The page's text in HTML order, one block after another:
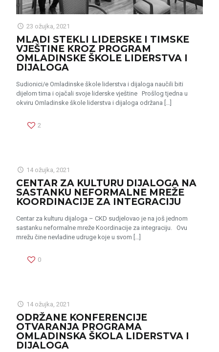
23 ožujka, 2021
MLADI STEKLI LIDERSKE I TIMSKE
VJEŠTINE KROZ PROGRAM
OMLADINSKE ŠKOLE LIDERSTVA I
DIJALOGA
Sudionici/e Omladinske škole liderstva i dijaloga naučili biti
dijelom tima i ojačali svoje liderske vještine Prošlog tjedna u
okviru Omladinske škole liderstva i dijaloga održana […]
2
14 ožujka, 2021
CENTAR ZA KULTURU DIJALOGA NA
SASTANKU NEFORMALNE MREŽE
KOORDINACIJE ZA INTEGRACIJU
Centar za kulturu dijaloga – CKD sudjelovao je na još jednom
sastanku neformalne mreže Koordinacije za integraciju. Ovu
mrežu čine nevladine udruge koje u svom […]
0
14 ožujka, 2021
ODRŽANE KONFERENCIJE
OTVARANJA PROGRAMA
OMLADINSKA ŠKOLA LIDERSTVA I
DIJALOGA